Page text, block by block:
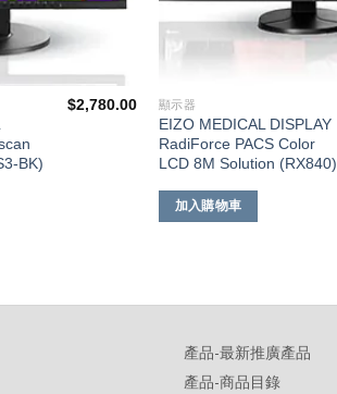
BK)
$2,780.00 顯示器
EIZO MEDICAL DISPLAY
RadiForce PACS Color
LCD 8M Solution (RX840)
加入購物車
產品-最新推廣產品
產品-商品目錄